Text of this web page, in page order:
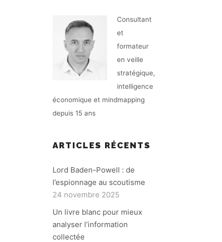
Consultant
et
formateur
en veille
stratégique,
intelligence
économique et mindmapping
depuis 15 ans
ARTICLES RÉCENTS
Lord Baden-Powell : de
l’espionnage au scoutisme
24 novembre 2025
Un livre blanc pour mieux
analyser l’information
collectée